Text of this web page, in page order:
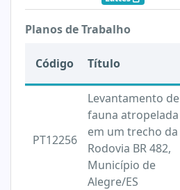
Planos de Trabalho
Código Título
PT12256
Levantamento de
fauna atropelada
em um trecho da
Rodovia BR 482,
Município de
Alegre/ES